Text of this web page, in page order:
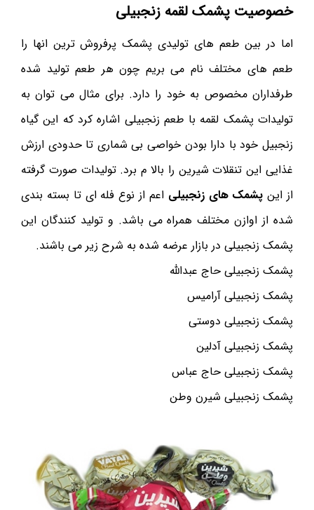
خصوصیت پشمک لقمه زنجبیلی
اما در بین طعم های تولیدی پشمک پرفروش ترین انها را
طعم های مختلف نام می بریم چون هر طعم تولید شده
طرفداران مخصوص به خود را دارد. برای مثال می توان به
تولیدات پشمک لقمه با طعم زنجبیلی اشاره کرد که این گیاه
زنجبیل خود با دارا بودن خواصی بی شماری تا حدودی ارزش
غذایی این تنقلات شیرین را بالا م برد. تولیدات صورت گرفته
از این پشمک های زنجبیلی اعم از نوع فله ای تا بسته بندی
شده از اوازن مختلف همراه می باشد. و تولید کنندگان این
پشمک زنجبیلی در بازار عرضه شده به شرح زیر می باشند.
پشمک زنجبیلی حاج عبدالله
پشمک زنجبیلی آرامیس
پشمک زنجبیلی دوستی
پشمک زنجبیلی آدلین
پشمک زنجبیلی حاج عباس
پشمک زنجبیلی شیرن وطن